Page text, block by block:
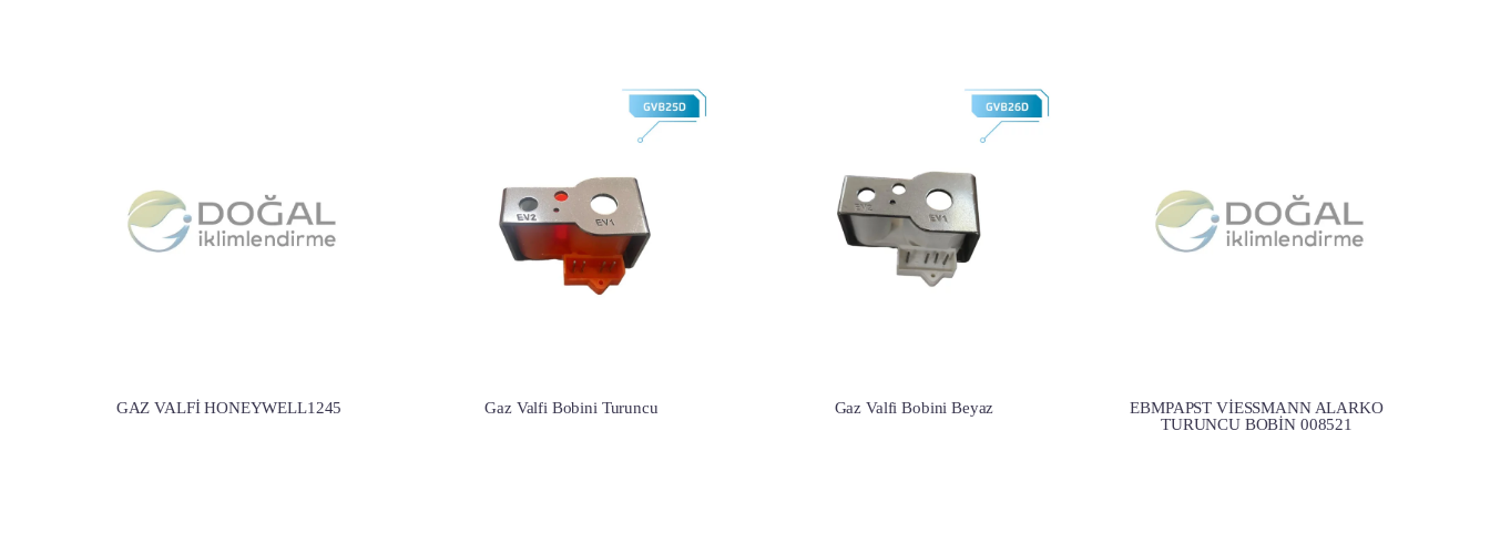
GAZ VALFİ HONEYWELL1245 Gaz Valfi Bobini Turuncu Gaz Valfi Bobini Beyaz
EBMPAPST VİESSMANN ALARKO
TURUNCU BOBİN 008521